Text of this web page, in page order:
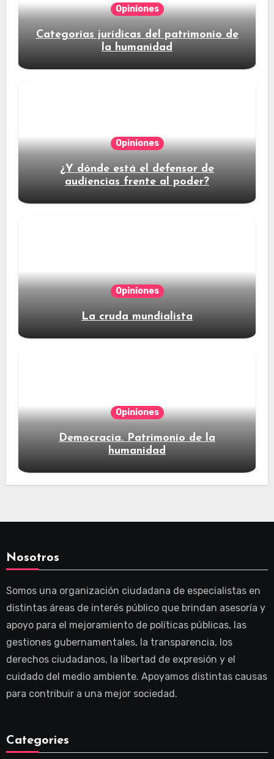
Opiniones
Categorías jurídicas del patrimonio de
la humanidad
Opiniones
¿Y dónde está el defensor de
audiencias frente al poder?
Opiniones
La cruda mundialista
Opiniones
Democracia. Patrimonio de la
humanidad
Nosotros
Somos una organización ciudadana de especialistas en
distintas áreas de interés público que brindan asesoría y
apoyo para el mejoramiento de políticas públicas, las
gestiones gubernamentales, la transparencia, los
derechos ciudadanos, la libertad de expresión y el
cuidado del medio ambiente. Apoyamos distintas causas
para contribuir a una mejor sociedad.
Categories